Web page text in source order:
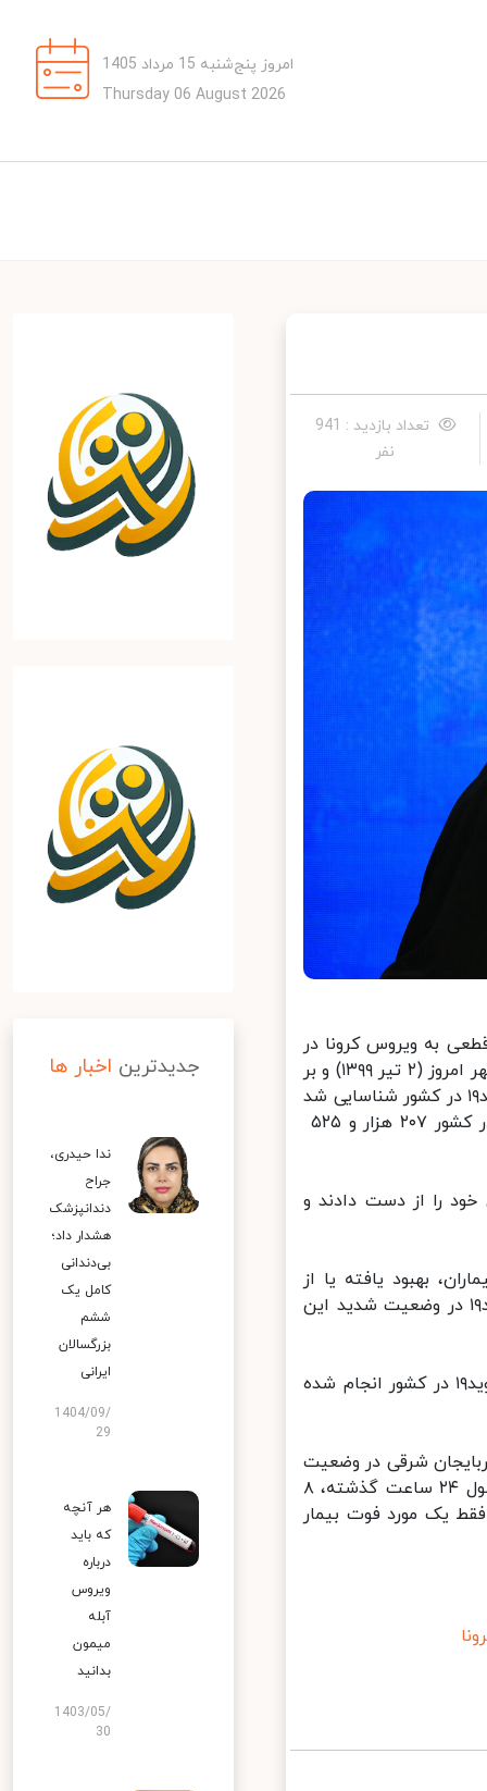
امروز پنج‌شنبه 15 مرداد 1405
Thursday 06 August 2026
تعداد بازدید : 941
نفر
به ویروس کرونا در
کشور و موارد فوت ناشی از این ویروس بیان کرد: در ۲۴ ساعت گذشته تا ظهر امروز (۲ تیر ۱۳۹۹) و بر
اساس معیارهای قطعی تشخیصی، دو هزار و ۵۷۳ بیمار جدید مبتلا به کووید۱۹ در کشور شناسایی شد
که هزار و ۳۱۹ مورد بستری شدند. با این حساب، مجموع بیماران کووید۱۹ در کشور ۲۰۷ هزار و ۵۲۵
در طول ۲۴ ساعت گذشته، ۱۱۹بیمار کووید ۱۹ جان خود را از دست دادند و
تا کنون ۱۶۶ هزار و ۴۲۷ نفر از بیماران، بهبود یافته یا از
بیمارستان‌ها ترخیص شده‌اند. همچنین ۲۸۹۸ نفر از بیماران مبتلا به کووید۱۹ در وضعیت شدید این
لاری بیان کرد: تاکنون یک میلیون و ۴۴۹ هزار و ۴۲۰ آزمایش تشخیص کووید۱۹ در کشور انجام شده
شرقی در وضعیت
قرمز و استانهای فارس و کرمان در آستانه وضعیت هشدار قرار دارند. در طول ۲۴ ساعت گذشته، ۸
ناشی از کووید۱۹ نداشتند و در ۴ استان فقط یک مورد فوت بیمار
جدیدترین اخبار ها
ندا حیدری،
جراح
دندانپزشک
هشدار داد؛
بی‌دندانی
کامل یک
ششم
بزرگسالان
ایرانی
1404/09/
29
هر آنچه
که باید
درباره
ویروس
آبله
میمون
بدانید
1403/05/
30